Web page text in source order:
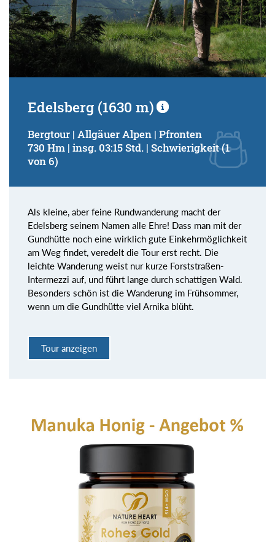
Edelsberg (1630 m)
Bergtour | Allgäuer Alpen | Pfronten
730 Hm | insg. 03:15 Std. | Schwierigkeit (1
von 6)
Als kleine, aber feine Rundwanderung macht der
Edelsberg seinem Namen alle Ehre! Dass man mit der
Gundhütte noch eine wirklich gute Einkehrmöglichkeit
am Weg findet, veredelt die Tour erst recht. Die
leichte Wanderung weist nur kurze Forststraßen-
Intermezzi auf, und führt lange durch schattigen Wald.
Besonders schön ist die Wanderung im Frühsommer,
wenn um die Gundhütte viel Arnika blüht.
Tour anzeigen